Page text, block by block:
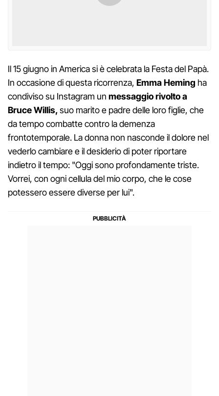
Il 15 giugno in America si è celebrata la Festa del Papà.
In occasione di questa ricorrenza, EmmaHeming ha
condiviso su Instagram un messaggio rivolto a
Bruce Willis, suo marito e padre delle loro figlie, che
da tempo combatte contro la demenza
frontotemporale. La donna non nasconde il dolore nel
vederlo cambiare e il desiderio di poter riportare
indietro il tempo: "Oggi sono profondamente triste.
Vorrei, con ogni cellula del mio corpo, che le cose
potessero essere diverse per lui".